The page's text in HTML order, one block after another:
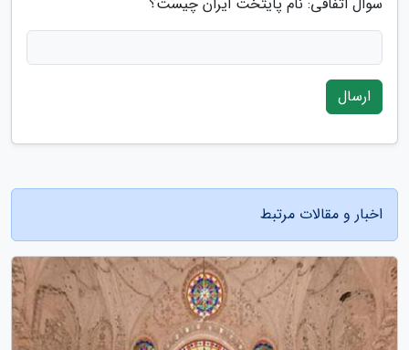
ارسال
اخبار و مقالات مرتبط